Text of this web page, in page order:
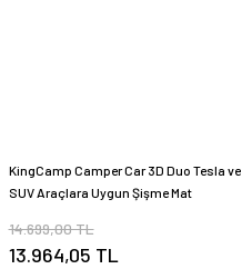
KingCamp Camper Car 3D Duo Tesla ve
SUV Araçlara Uygun Şişme Mat
14.699,00 TL
13.964,05 TL